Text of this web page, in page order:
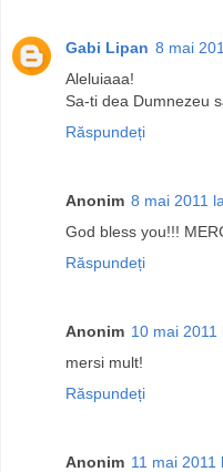
Gabi Lipan 8 mai
Aleluiaaa!
Sa-ti dea Dumnezeu
Răspundeți
Anonim 8 mai 2011
God bless you!!!
Răspundeți
Anonim 10 mai 2011
mersi mult!
Răspundeți
Anonim 11 mai 2011